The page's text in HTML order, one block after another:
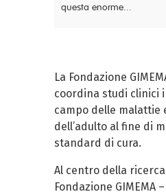
questa enorme...
La Fondazione
coordina studi clinici
campo delle malattie
dell’adulto al fine di
standard di cura.
Al centro della
Fondazione GIMEMA